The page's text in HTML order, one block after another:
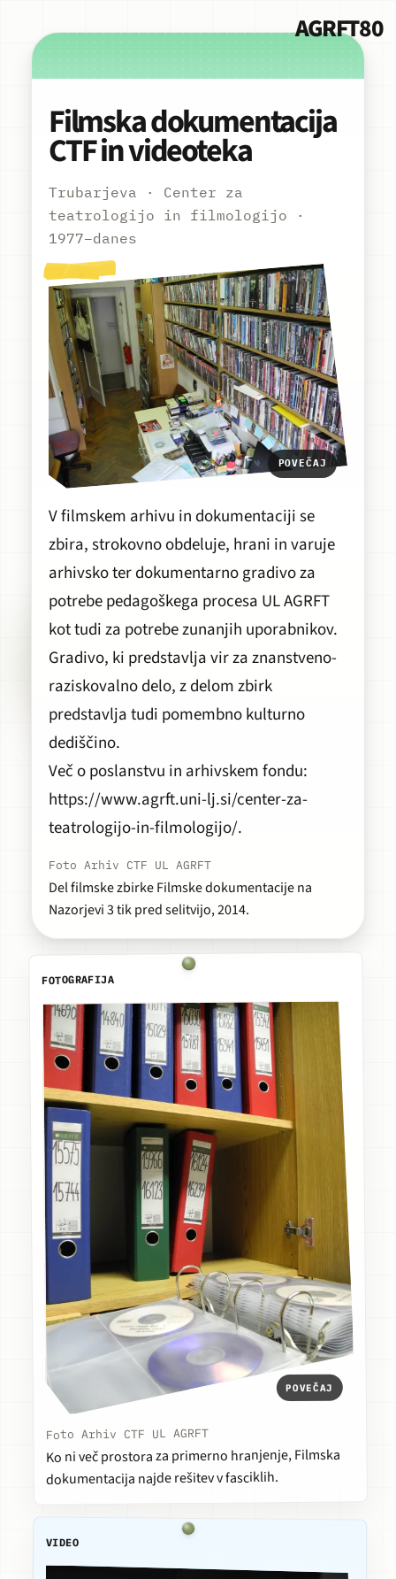
AGRFT80
Filmska dokumentacija
CTF in videoteka
Trubarjeva · Center za
teatrologijo in filmologijo ·
1977–danes
POVEČAJ
V filmskem arhivu in dokumentaciji se
zbira, strokovno obdeluje, hrani in varuje
arhivsko ter dokumentarno gradivo za
potrebe pedagoškega procesa UL AGRFT
kot tudi za potrebe zunanjih uporabnikov.
Gradivo, ki predstavlja vir za znanstveno-
raziskovalno delo, z delom zbirk
predstavlja tudi pomembno kulturno
dediščino.
Več o poslanstvu in arhivskem fondu:
https://www.agrft.uni-lj.si/center-za-
teatrologijo-in-filmologijo/.
Foto Arhiv CTF UL AGRFT
Del filmske zbirke Filmske dokumentacije na
Nazorjevi 3 tik pred selitvijo, 2014.
FOTOGRAFIJA
POVEČAJ
Foto Arhiv CTF UL AGRFT
Ko ni več prostora za primerno hranjenje, Filmska
dokumentacija najde rešitev v fasciklih.
VIDEO